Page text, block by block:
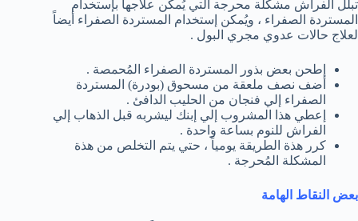
تبلل الفراش مشكلة محرجة التي يُمكن علاجها بإستخدام
المستردة الصفراء ، ويُمكن إستخدام المستردة الصفراء أيضاً
لعلاج حالات عدوي مجري البول .
إطحن بعض بذور المستردة الصفراء المُحمصة .
أضف نصف ملعقة من مسحوق (بودرة) المستردة
الصفراء إلي فنجان من الحليب الدافئ .
إعطي هذا المشروب إلي إبنك ليشربه قبل الذهاب إلي
الفراش للنوم بساعة واحدة .
كرر هذة الطريقة يومياً ، حتي يتم التخلص من هذة
المشكلة المُحرجة .
بعض النقاط الهامة